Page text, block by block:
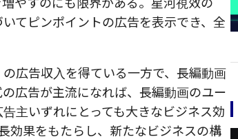
てピンポイントの広告を表示でき、全
広告収入を得ている一方で、長編動画
広告が主流になれば、長編動画のユー
主いずれにとっても大きなビジネス効
効果をもたらし、新たなビジネスの構